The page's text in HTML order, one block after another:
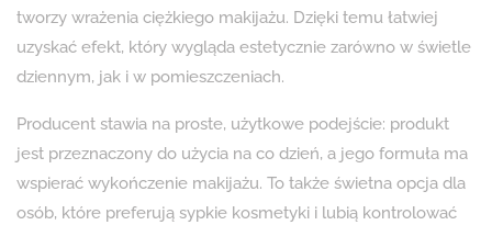
tworzy wrażenia ciężkiego makijażu. Dzięki temu łatwiej
uzyskać efekt, który wygląda estetycznie zarówno w świetle
dziennym, jak i w pomieszczeniach.
Producent stawia na proste, użytkowe podejście: produkt
jest przeznaczony do użycia na co dzień, a jego formuła ma
wspierać wykończenie makijażu. To także świetna opcja dla
osób, które preferują sypkie kosmetyki i lubią kontrolować